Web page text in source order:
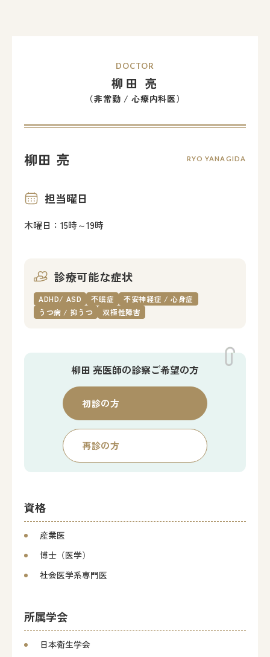
DOCTOR
柳田 亮
（非常勤 / 心療内科医）
柳田 亮 RYO YANAGIDA
資格
産業医
博士（医学）
社会医学系専門医
所属学会
日本衛生学会
担当曜日
木曜日：15時～19時
診療可能な症状
ADHD/ ASD 不眠症
不安神経症 / 心身症
うつ病 / 抑うつ
双極性障害
柳田 亮医師の診察ご希望の方
初診の方
再診の方